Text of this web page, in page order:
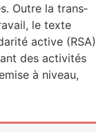
Outre la trans­
le texte
active (RSA)
des acti­vi­tés
à niveau,